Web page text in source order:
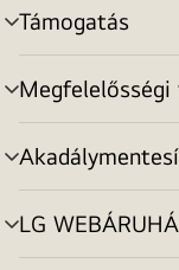
Támogatás
menu
toggle
menu
toggle
menu
toggle
LG
menu
toggle